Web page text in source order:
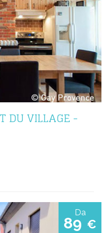
DU VILLAGE -
Da
89 €